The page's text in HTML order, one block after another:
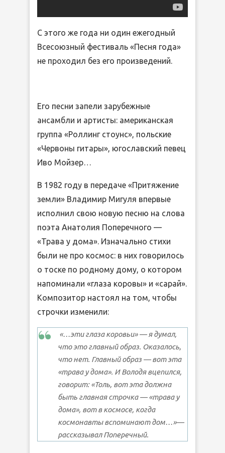
С этого же года ни один ежегодный
Всесоюзный фестиваль «Песня года»
не проходил без его произведений.
Его песни запели зарубежные
ансамбли и артисты: американская
группа «Роллинг стоунс», польские
«Червоны гитары», югославский певец
Иво Мойзер…
В 1982 году в передаче «Притяжение
земли» Владимир Мигуля впервые
исполнил свою новую песню на слова
поэта Анатолия Поперечного —
«Трава у дома». Изначально стихи
были не про космос: в них говорилось
о тоске по родному дому, о котором
напоминали «глаза коровы» и «сарай».
Композитор настоял на том, чтобы
строчки изменили:
«…эти глаза коровьи» — я думал,
что это главный образ. Оказалось,
что нет. Главный образ — вот эта
«трава у дома». И Володя вцепился,
говорит: «Толь, вот эта должна
быть главная строчка — «трава у
дома», вот в космосе, когда
космонавты вспоминают дом…»—
рассказывал Поперечный.